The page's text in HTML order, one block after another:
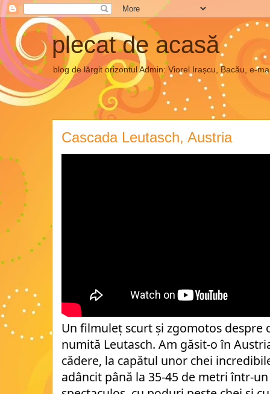
plecat de acasă
blog de lărgit orizontul Admin: Viorel Irașcu, Bacău, e-
Cascada Leutasch, Austria
Un filmuleț scurt și zgomotos despre
numită Leutasch. Am găsit-o în
cădere, la capătul unor chei
adâncit până la 35-45 de metri într-